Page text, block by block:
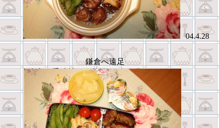
04.4.28
鎌倉へ遠足
海老の香味炒め・竹輪のｳｲﾝﾅｰ巻き・おにぎ
り